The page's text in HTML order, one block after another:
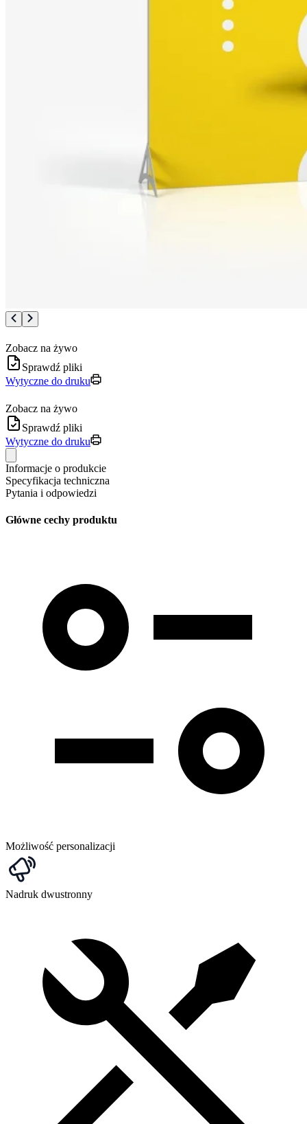
Zobacz na żywo
Sprawdź pliki
Wytyczne do druku
Zobacz na żywo
Sprawdź pliki
Wytyczne do druku
Informacje o produkcie
Specyfikacja techniczna
Pytania i odpowiedzi
Główne cechy produktu
Możliwość personalizacji
Nadruk dwustronny